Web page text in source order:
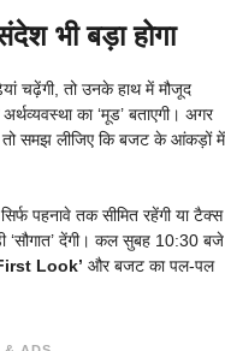
भी बड़ा होगा
चढ़ेंगी, तो उनके हाथ में मौजूद
का ‘मूड’ बताएगी। अगर
समझ लीजिए कि बजट के आंकड़ों में
पहनावे तक सीमित रहेंगी या टैक्स
‘सौगात’ देंगी। कल सुबह 10:30 बजे
Look’ और बजट का पल-पल